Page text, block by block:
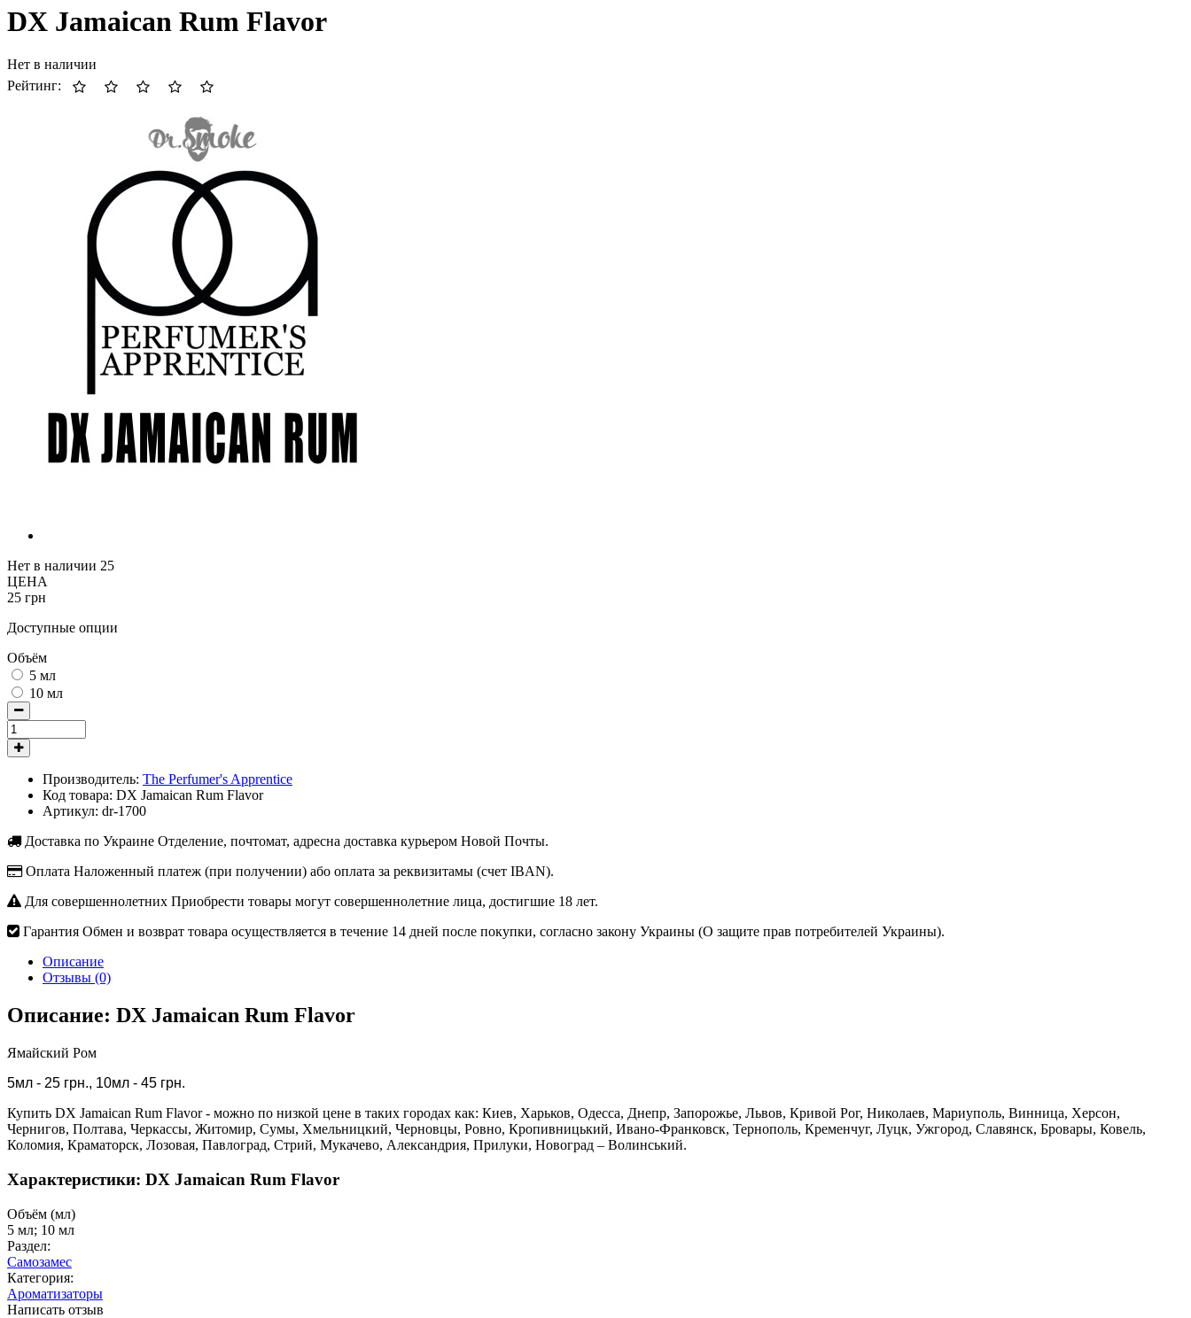
DX Jamaican Rum Flavor
Нет в наличии
Рейтинг:
Нет в наличии 25
ЦЕНА
25 грн
Доступные опции
Объём
5 мл
10 мл
Производитель: The Perfumer's Apprentice
Код товара: DX Jamaican Rum Flavor
Артикул: dr-1700
Доставка по Украине Отделение, почтомат, адресна доставка курьером Новой Почты.
Оплата Наложенный платеж (при получении) або оплата за реквизитамы (счет IBAN).
Для совершеннолетних Приобрести товары могут совершеннолетние лица, достигшие 18 лет.
Гарантия Обмен и возврат товара осуществляется в течение 14 дней после покупки, согласно закону Украины (О защите прав потребителей Украины).
Описание
Отзывы (0)
Описание: DX Jamaican Rum Flavor
Ямайский Ром
5мл - 25 грн., 10мл - 45 грн.
Купить DX Jamaican Rum Flavor - можно по низкой цене в таких городах как: Киев, Харьков, Одесса, Днепр, Запорожье, Львов, Кривой Рог, Николаев, Мариуполь, Винница, Херсон,
Чернигов, Полтава, Черкассы, Житомир, Сумы, Хмельницкий, Черновцы, Ровно, Кропивницький, Ивано-Франковск, Тернополь, Кременчуг, Луцк, Ужгород, Славянск, Бровары, Ковель,
Коломия, Краматорск, Лозовая, Павлоград, Стрий, Мукачево, Александрия, Прилуки, Новоград – Волинський.
Характеристики: DX Jamaican Rum Flavor
Объём (мл)
5 мл; 10 мл
Раздел:
Самозамес
Категория:
Ароматизаторы
Написать отзыв